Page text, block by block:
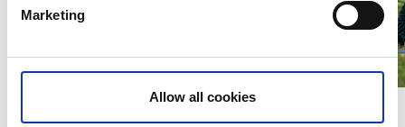
Marketing
Allow all cookies
Fotograf: André Nordblom